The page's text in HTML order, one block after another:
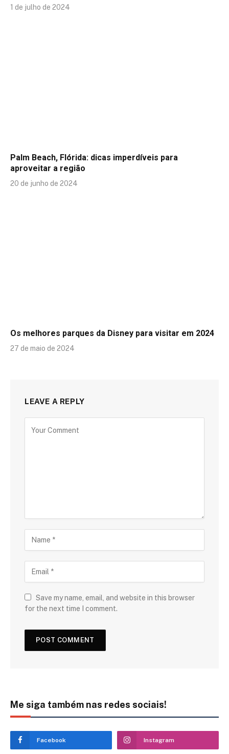
1 de julho de 2024
Palm Beach, Flórida: dicas imperdíveis para
aproveitar a região
20 de junho de 2024
Os melhores parques da Disney para visitar em 2024
27 de maio de 2024
LEAVE A REPLY
Save my name, email, and website in this browser
for the next time I comment.
Me siga também nas redes sociais!
Facebook Instagram